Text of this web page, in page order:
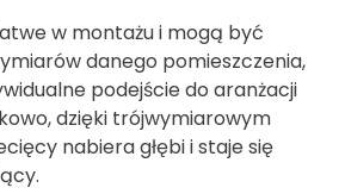
w montażu i mogą być
danego pomieszczenia,
podejście do aranżacji
dzięki trójwymiarowym
nabiera głębi i staje się